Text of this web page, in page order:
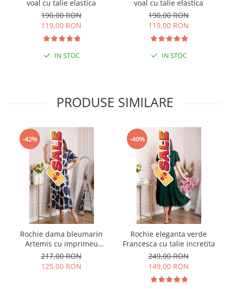
voal cu talie elastica
190,00 RON
119,00 RON
IN STOC
voal cu talie elastica
190,00 RON
119,00 RON
IN STOC
PRODUSE SIMILARE
-42%
Rochie dama bleumarin
Artemis cu imprimeu
abstract si cordon in talie
217,00 RON
125,00 RON
-40%
Rochie eleganta verde
Francesca cu talie incretita
249,00 RON
149,00 RON